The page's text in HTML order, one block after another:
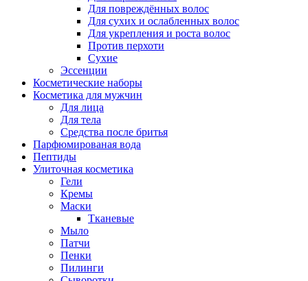
Для повреждённых волос
Для сухих и ослабленных волос
Для укрепления и роста волос
Против перхоти
Сухие
Эссенции
Косметические наборы
Косметика для мужчин
Для лица
Для тела
Средства после бритья
Парфюмированая вода
Пептиды
Улиточная косметика
Гели
Кремы
Маски
Тканевые
Мыло
Патчи
Пенки
Пилинги